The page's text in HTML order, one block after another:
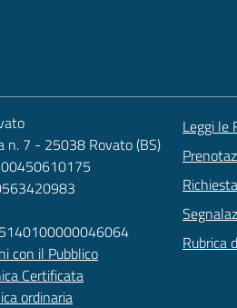
n. 7 - 25038 Rovato (BS)
00450610175
con il Pubblico
Certificata
ordinaria
Leggi le
Rubrica